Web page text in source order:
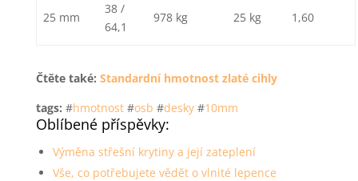
25 mm
38 /
64,1
978 kg 25 kg 1,60
Čtěte také: Standardní hmotnost zlaté cihly
tags: #hmotnost#osb #desky#10mm
Oblíbené příspěvky:
Výměna střešní krytiny a její zateplení
Vše, co potřebujete vědět o vlnité lepence